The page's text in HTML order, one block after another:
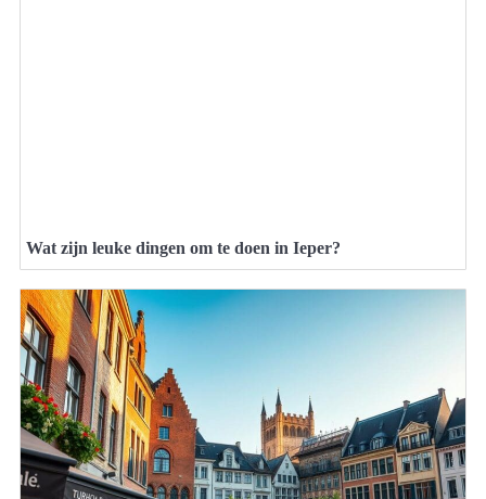
Wat zijn leuke dingen om te doen in Ieper?